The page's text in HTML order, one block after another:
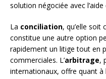
solution négociée avec
La conciliation, qu’elle soit
constitue une autre option
rapidement un litige tout en
commerciales. L’arbitrage,
internationaux, offre quant à